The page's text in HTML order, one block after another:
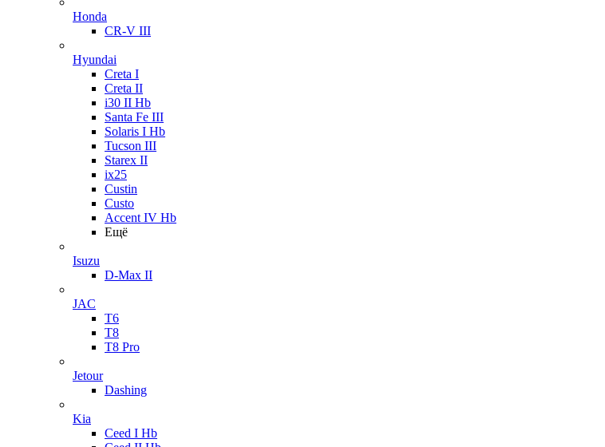
Honda
CR-V III
Hyundai
Creta I
Creta II
i30 II Hb
Santa Fe III
Solaris I Hb
Tucson III
Starex II
ix25
Custin
Custo
Accent IV Hb
Ещё
Isuzu
D-Max II
JAC
T6
T8
T8 Pro
Jetour
Dashing
Kia
Ceed I Hb